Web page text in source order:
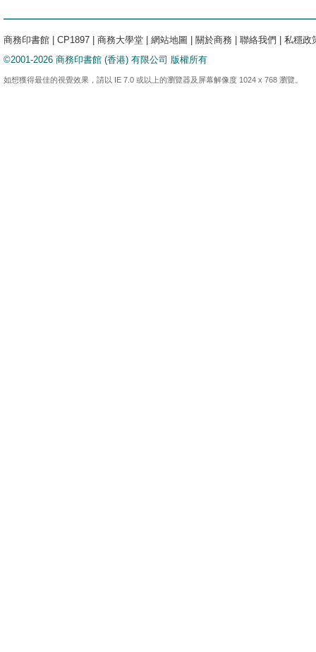
商務印書館 CP1897 商務大學堂 網站地圖 關於商務 聯絡我們
私穩政
©2001-2026 商務印書館 (香港) 有限公司 版權所有
如想獲得最佳的視覺效果，請以 IE 7.0 或以上的瀏覽器及屏幕解像度 1024 x 768 瀏覽。